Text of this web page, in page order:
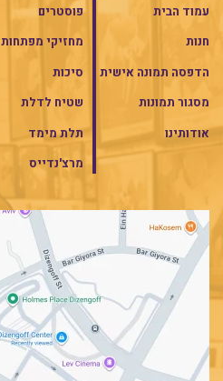
עמוד הבית
חנות
הדפסה תמונה אישית
מסגור תמונות
אודותינו
פוסטרים
מחזיקי מפתחות
סיכות
שטיח לדלת
תלת מימד
מרצ'נדייס